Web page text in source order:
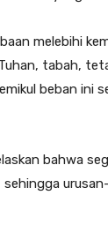
melebihi
tabah,
beban ini
bahwa